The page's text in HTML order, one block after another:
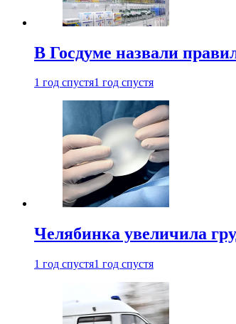
В Госдуме назвали
1 год спустя1 год спустя
Челябинка увеличила
1 год спустя1 год спустя